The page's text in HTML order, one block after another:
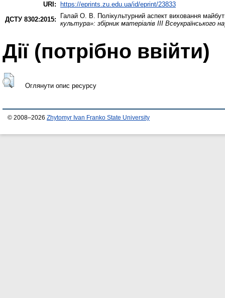
URI:
https://eprints.zu.edu.ua/id/eprint/23833
ДСТУ 8302:2015:
Галай О. В. Полікультурний аспект виховання
культура»: збірник матеріалів IІІ Всеукраїнського
Дії ​​(потрібно ввійти)
Оглянути опис ресурсу
© 2008–2026 Zhytomyr Ivan Franko State University